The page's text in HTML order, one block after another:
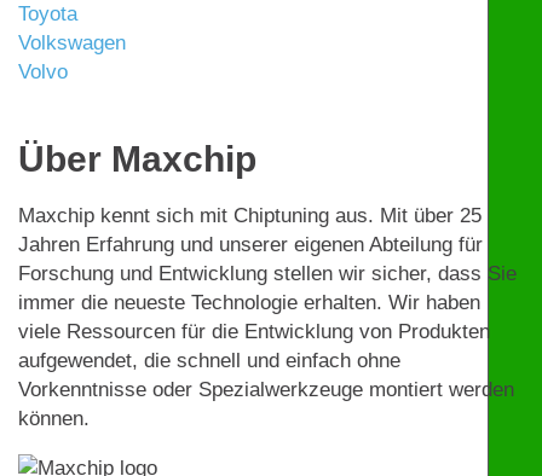
Toyota
Volkswagen
Volvo
Über Maxchip
Maxchip kennt sich mit Chiptuning aus. Mit über 25
Jahren Erfahrung und unserer eigenen Abteilung für
Forschung und Entwicklung stellen wir sicher, dass Sie
immer die neueste Technologie erhalten. Wir haben
viele Ressourcen für die Entwicklung von Produkten
aufgewendet, die schnell und einfach ohne
Vorkenntnisse oder Spezialwerkzeuge montiert werden
können.